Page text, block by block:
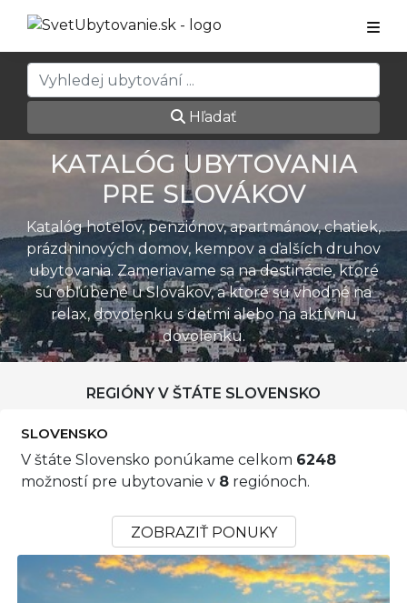
Hľadať
KATALÓG UBYTOVANIA
PRE SLOVÁKOV
Katalóg hotelov, penziónov, apartmánov, chatiek,
prázdninových domov, kempov a ďalších druhov
ubytovania. Zameriavame sa na destinácie, ktoré
sú obľúbené u Slovákov, a ktoré sú vhodné na
relax, dovolenku s deťmi alebo na aktívnu
dovolenku.
REGIÓNY V ŠTÁTE SLOVENSKO
SLOVENSKO
V štáte Slovensko ponúkame celkom 6248
možností pre ubytovanie v 8 regiónoch.
ZOBRAZIŤ PONUKY